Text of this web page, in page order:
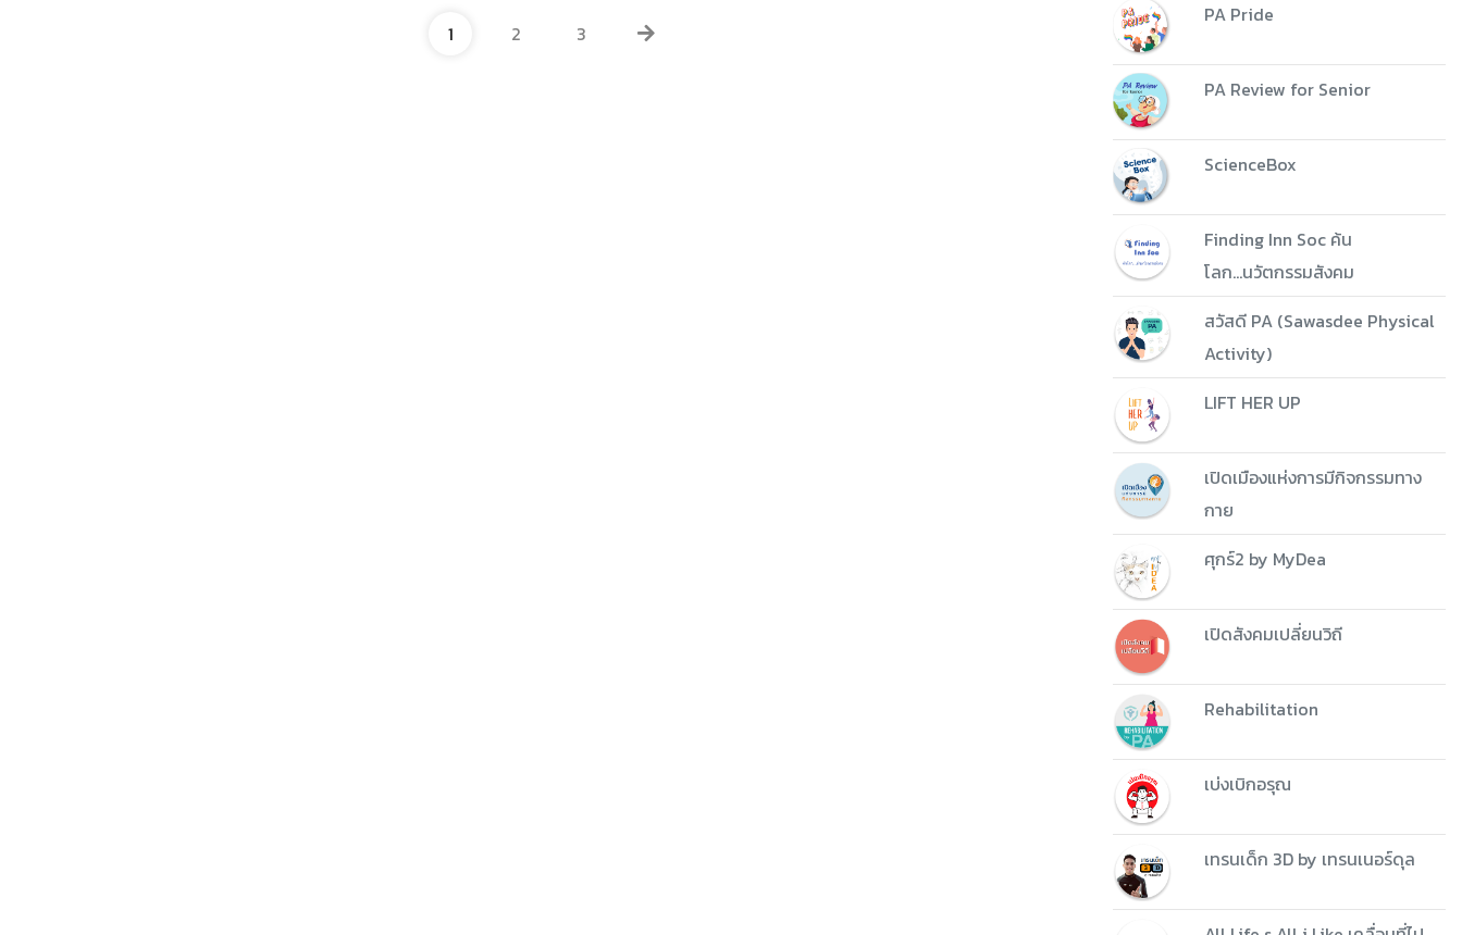
1 2 3
PA Pride
PA Review for Senior
ScienceBox
Finding Inn Soc ค้น
โลก...นวัตกรรมสังคม
สวัสดี PA (Sawasdee Physical
Activity)
LIFT HER UP
เปิดเมืองแห่งการมีกิจกรรมทาง
กาย
ศุกร์2 by MyDea
เปิดสังคมเปลี่ยนวิถี
Rehabilitation
เบ่งเบิกอรุณ
เทรนเด็ก 3D by เทรนเนอร์ดุล